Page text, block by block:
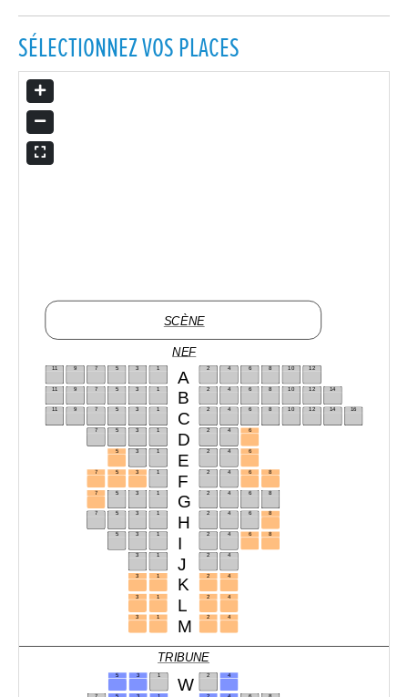
SÉLECTIONNEZ VOS PLACES
AGRANDIR
RÉTRÉCIR
PLEIN ÉCRAN